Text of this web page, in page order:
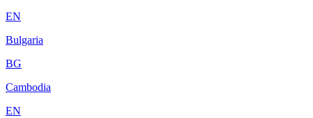
EN
Bulgaria
BG
Cambodia
EN